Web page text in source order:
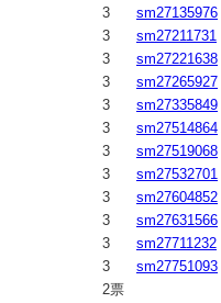
3
sm27135976
3
sm27211731
3
sm27221638
3
sm27265927
3
sm27335849
3
sm27514864
3
sm27519068
3
sm27532701
3
sm27604852
3
sm27631566
3
sm27711232
3
sm27751093
2票